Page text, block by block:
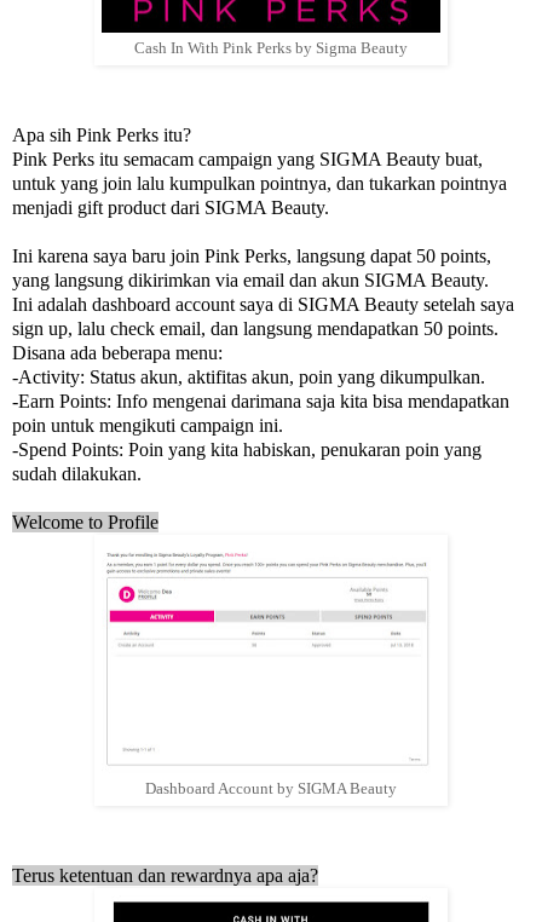
Cash In With Pink Perks by Sigma Beauty
Apa sih Pink Perks itu?
Pink Perks itu semacam campaign yang SIGMA Beauty buat,
untuk yang join lalu kumpulkan pointnya, dan tukarkan pointnya
menjadi gift product dari SIGMA Beauty.
Ini karena saya baru join Pink Perks, langsung dapat 50 points,
yang langsung dikirimkan via email dan akun SIGMA Beauty.
Ini adalah dashboard account saya di SIGMA Beauty setelah saya
sign up, lalu check email, dan langsung mendapatkan 50 points.
Disana ada beberapa menu:
-Activity: Status akun, aktifitas akun, poin yang dikumpulkan.
-Earn Points: Info mengenai darimana saja kita bisa mendapatkan
poin untuk mengikuti campaign ini.
-Spend Points: Poin yang kita habiskan, penukaran poin yang
sudah dilakukan.
Welcome to Profile
Dashboard Account by SIGMA Beauty
Terus ketentuan dan rewardnya apa aja?